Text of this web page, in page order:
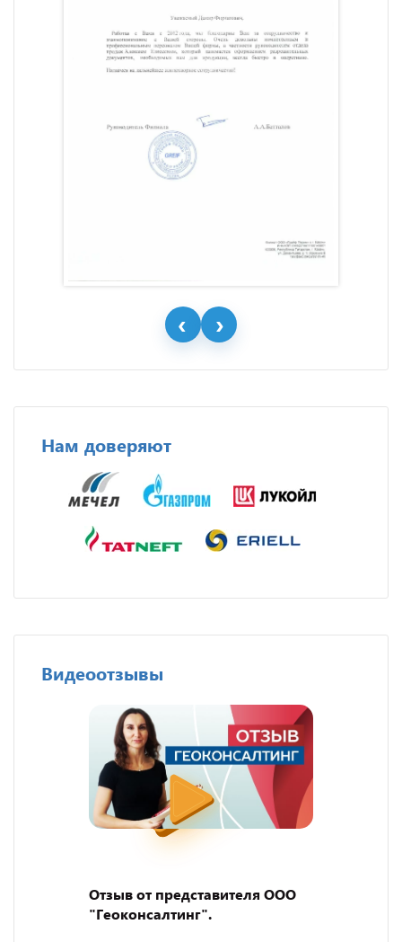
Нам доверяют
Видеоотзывы
Отзыв от представителя ООО
"Геоконсалтинг".